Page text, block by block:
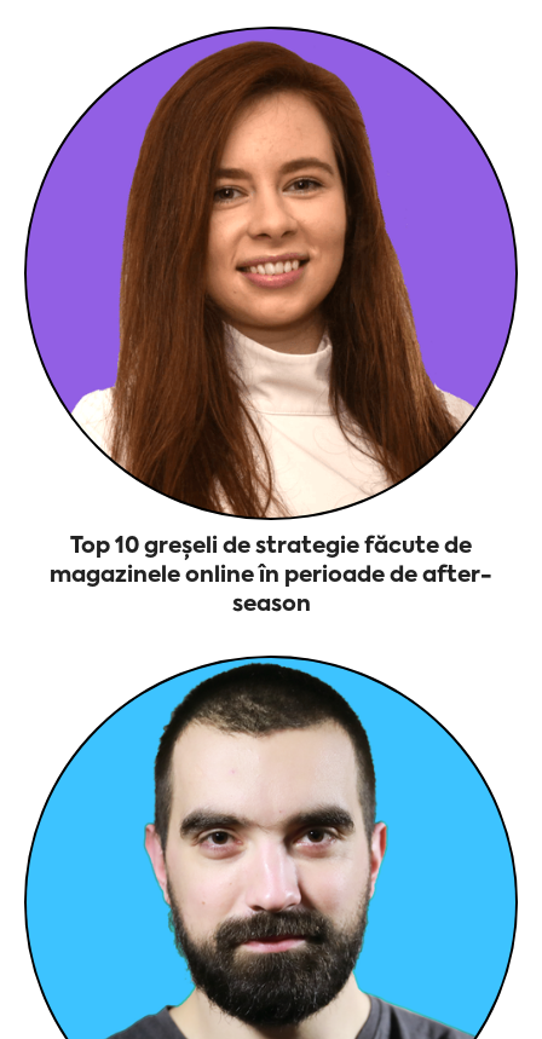
Top 10 greșeli de strategie făcute de
magazinele online în perioade de after-
season